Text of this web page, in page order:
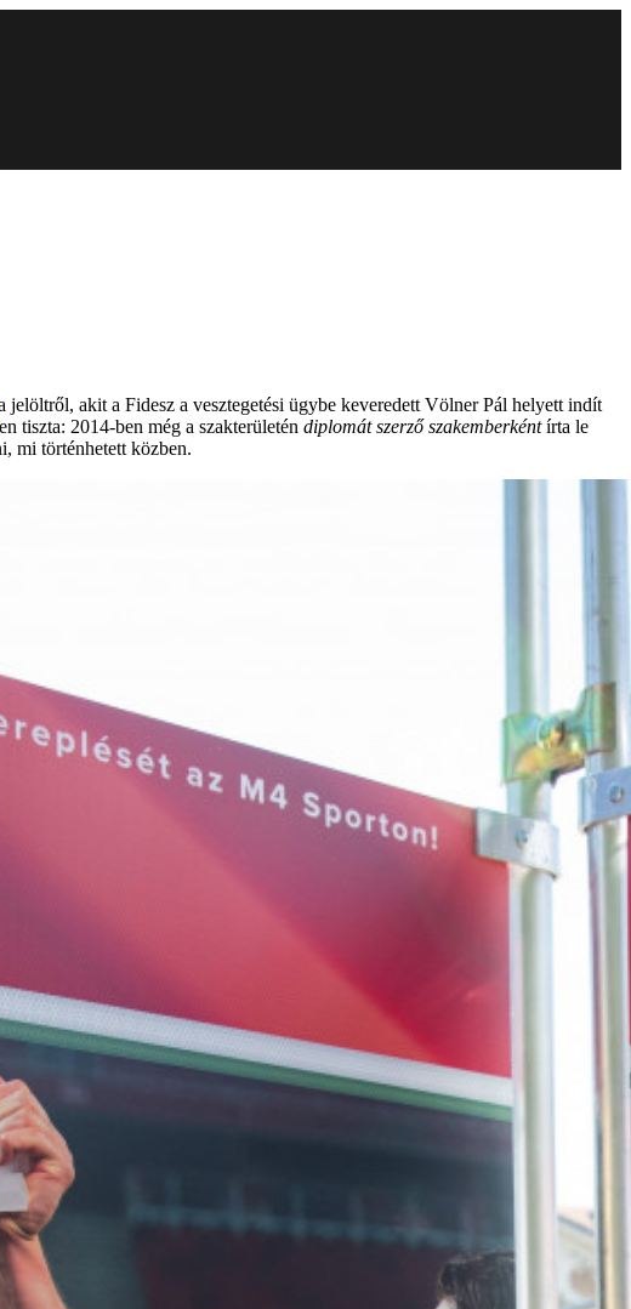
jelöltről, akit a Fidesz a vesztegetési ügybe keveredett Völner Pál helyett indít
tiszta: 2014-ben még a szakterületén diplomát szerző szakemberkéntírta le
mi történhetett közben.